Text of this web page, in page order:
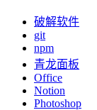
破解软件
git
npm
青龙面板
Office
Notion
Photoshop